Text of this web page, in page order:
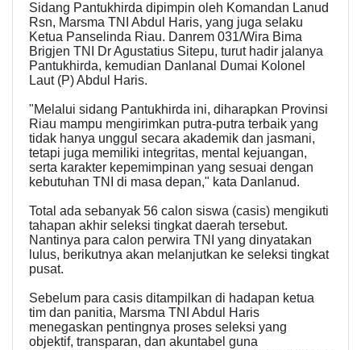
Sidang Pantukhirda dipimpin oleh Komandan Lanud
Rsn, Marsma TNI Abdul Haris, yang juga selaku
Ketua Panselinda Riau. Danrem 031/Wira Bima
Brigjen TNI Dr Agustatius Sitepu, turut hadir jalanya
Pantukhirda, kemudian Danlanal Dumai Kolonel
Laut (P) Abdul Haris.
"Melalui sidang Pantukhirda ini, diharapkan Provinsi
Riau mampu mengirimkan putra-putra terbaik yang
tidak hanya unggul secara akademik dan jasmani,
tetapi juga memiliki integritas, mental kejuangan,
serta karakter kepemimpinan yang sesuai dengan
kebutuhan TNI di masa depan," kata Danlanud.
Total ada sebanyak 56 calon siswa (casis) mengikuti
tahapan akhir seleksi tingkat daerah tersebut.
Nantinya para calon perwira TNI yang dinyatakan
lulus, berikutnya akan melanjutkan ke seleksi tingkat
pusat.
Sebelum para casis ditampilkan di hadapan ketua
tim dan panitia, Marsma TNI Abdul Haris
menegaskan pentingnya proses seleksi yang
objektif, transparan, dan akuntabel guna